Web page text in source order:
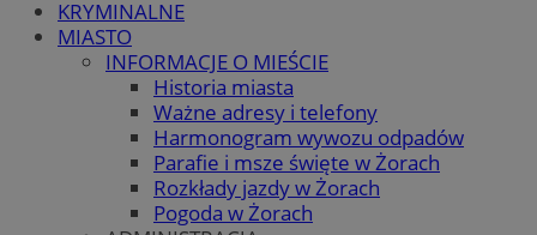
KRYMINALNE
MIASTO
INFORMACJE O MIEŚCIE
Historia miasta
Ważne adresy i telefony
Harmonogram wywozu odpadów
Parafie i msze święte w Żorach
Rozkłady jazdy w Żorach
Pogoda w Żorach